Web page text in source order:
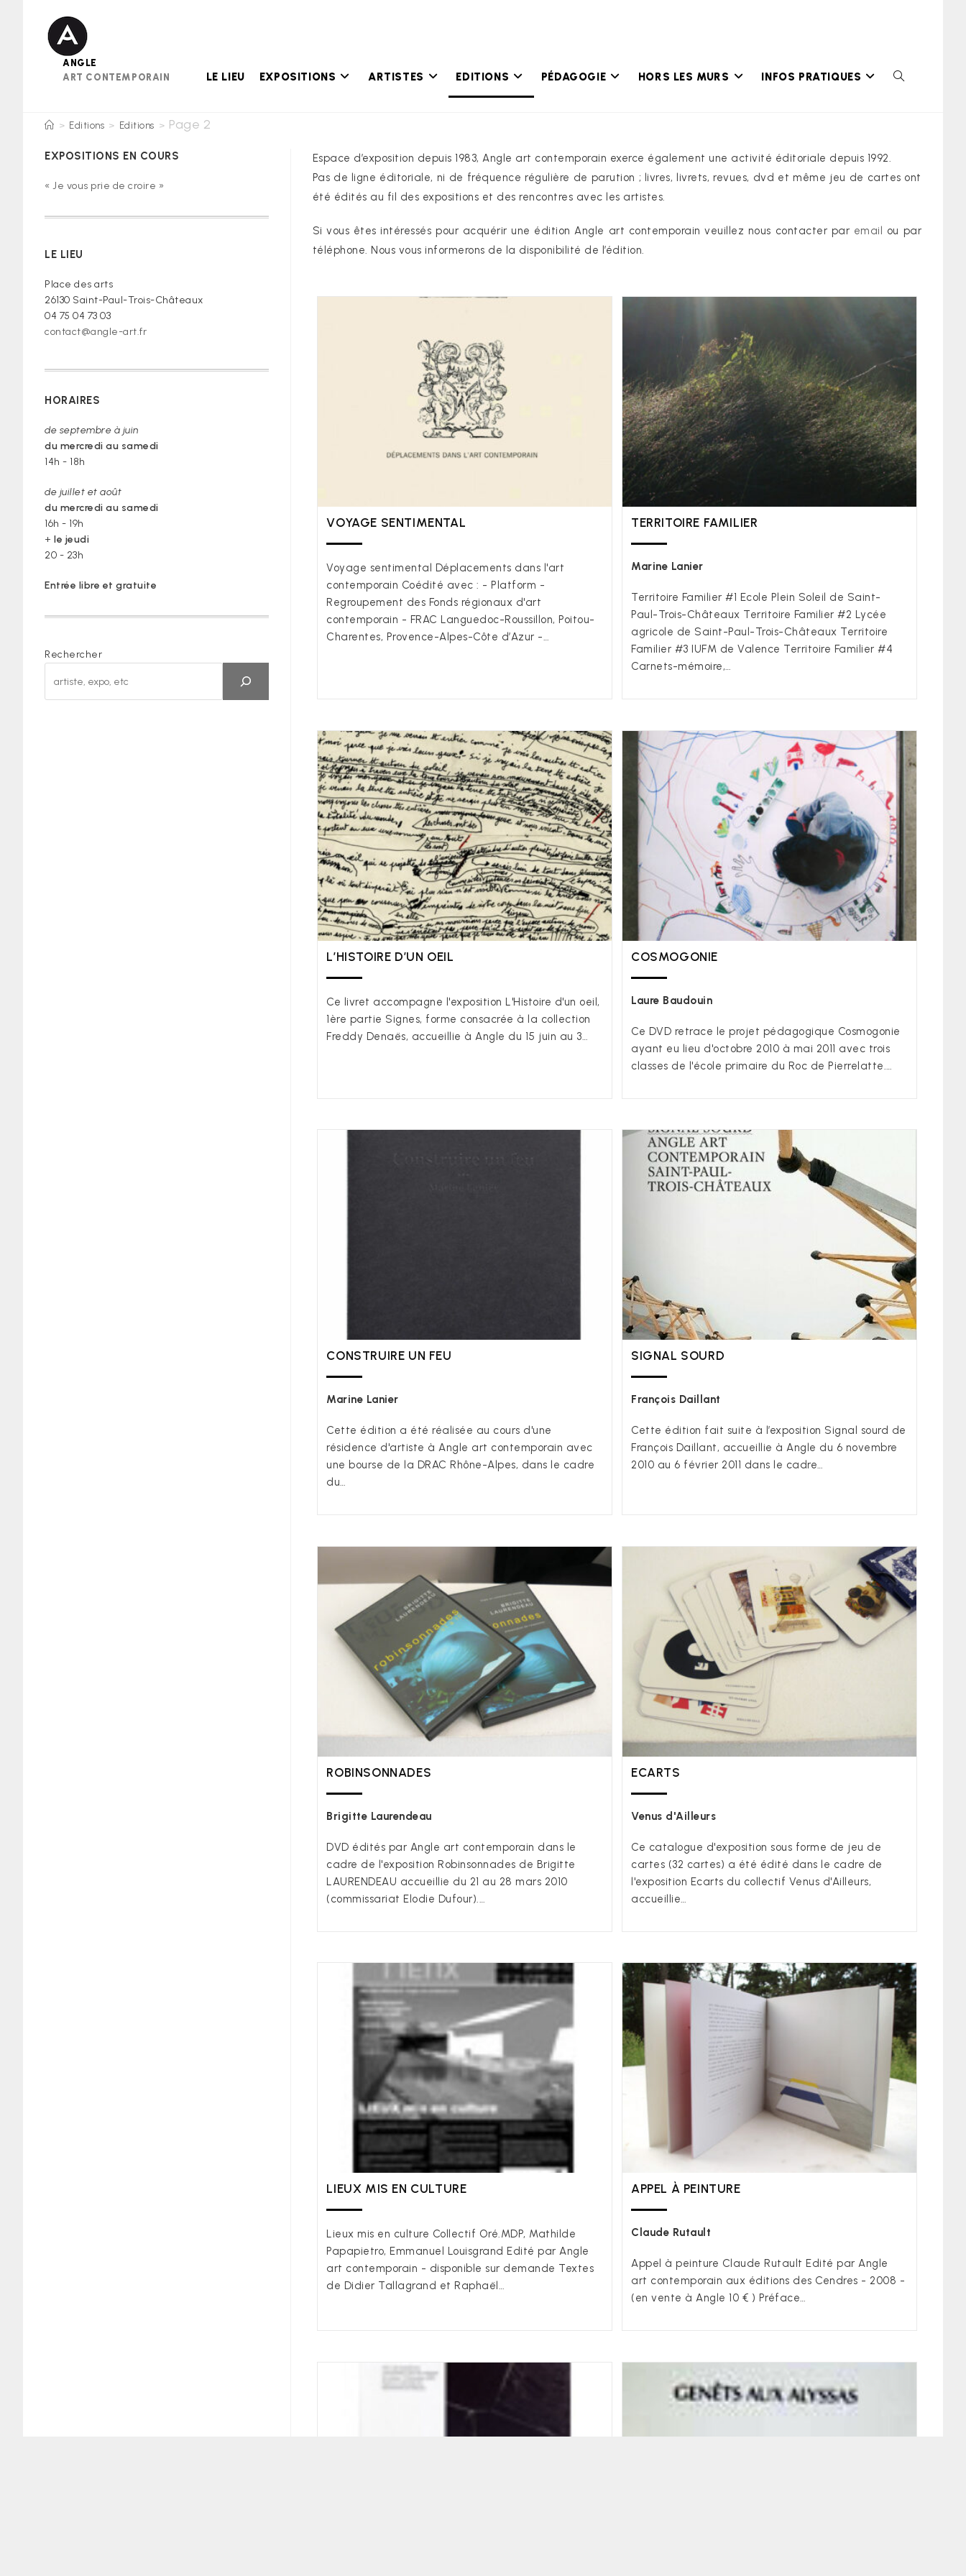
ANGLE
ART CONTEMPORAIN
LE LIEU EXPOSITIONS ARTISTES EDITIONS PÉDAGOGIE HORS LES MURS INFOS PRATIQUES TOGGLE
> Editions > Editions > Page 2
Espace d’exposition depuis 1983, Angle art contemporain exerce également une activité éditoriale depuis 1992.
Pas de ligne éditoriale, ni de fréquence régulière de parution ; livres, livrets, revues, dvd et même jeu de cartes ont
été édités au fil des expositions et des rencontres avec les artistes.
Si vous êtes intéressés pour acquérir une édition Angle art contemporain veuillez nous contacter par email ou par
téléphone. Nous vous informerons de la disponibilité de l’édition.
VOYAGE SENTIMENTAL
Voyage sentimental Déplacements dans l'art
contemporain Coédité avec : - Platform -
Regroupement des Fonds régionaux d'art
contemporain - FRAC Languedoc-Roussillon, Poitou-
Charentes, Provence-Alpes-Côte d’Azur -…
TERRITOIRE FAMILIER
Marine Lanier
Territoire Familier #1 Ecole Plein Soleil de Saint-
Paul-Trois-Châteaux Territoire Familier #2 Lycée
agricole de Saint-Paul-Trois-Châteaux Territoire
Familier #3 IUFM de Valence Territoire Familier #4
Carnets-mémoire,…
L’HISTOIRE D’UN OEIL
Ce livret accompagne l'exposition L'Histoire d'un oeil,
1ère partie Signes, forme consacrée à la collection
Freddy Denaës, accueillie à Angle du 15 juin au 3…
COSMOGONIE
Laure Baudouin
Ce DVD retrace le projet pédagogique Cosmogonie
ayant eu lieu d'octobre 2010 à mai 2011 avec trois
classes de l'école primaire du Roc de Pierrelatte.…
CONSTRUIRE UN FEU
Marine Lanier
Cette édition a été réalisée au cours d'une
résidence d'artiste à Angle art contemporain avec
une bourse de la DRAC Rhône-Alpes, dans le cadre
du…
SIGNAL SOURD
François Daillant
Cette édition fait suite à l’exposition Signal sourd de
François Daillant, accueillie à Angle du 6 novembre
2010 au 6 février 2011 dans le cadre…
ROBINSONNADES
Brigitte Laurendeau
DVD édités par Angle art contemporain dans le
cadre de l'exposition Robinsonnades de Brigitte
LAURENDEAU accueillie du 21 au 28 mars 2010
(commissariat Elodie Dufour).…
ECARTS
Venus d'Ailleurs
Ce catalogue d'exposition sous forme de jeu de
cartes (32 cartes) a été édité dans le cadre de
l'exposition Ecarts du collectif Venus d'Ailleurs,
accueillie…
LIEUX MIS EN CULTURE
Lieux mis en culture Collectif Oré.MDP, Mathilde
Papapietro, Emmanuel Louisgrand Edité par Angle
art contemporain - disponible sur demande Textes
de Didier Tallagrand et Raphaël…
APPEL À PEINTURE
Claude Rutault
Appel à peinture Claude Rutault Edité par Angle
art contemporain aux éditions des Cendres - 2008 -
(en vente à Angle 10 € ) Préface…
EXPOSITIONS EN COURS
« Je vous prie de croire »
LE LIEU
Place des arts
26130 Saint-Paul-Trois-Châteaux
04 75 04 73 03
contact@angle-art.fr
HORAIRES
de septembre à juin
du mercredi au samedi
14h - 18h
de juillet et août
du mercredi au samedi
16h - 19h
+ le jeudi
20 - 23h
Entrée libre et gratuite
Rechercher
Angle Art Contemporain
26130 Saint-Paul-Trois-Châteaux - Copyright 2008 - 2026